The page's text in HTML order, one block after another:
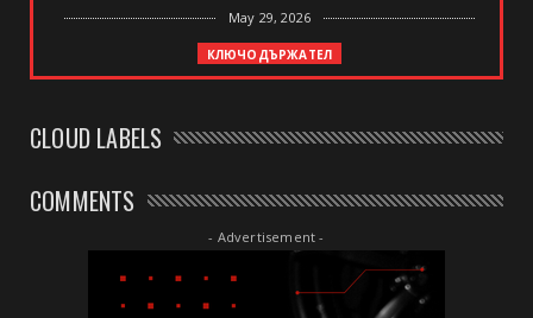
May 29, 2026
КЛЮЧОДЪРЖАТЕЛ
May 20, 2026
Какво да очаквате от професионален
дълбокотъканен масаж
UNCATEGORIZED
CLOUD LABELS
COMMENTS
- Advertisement -